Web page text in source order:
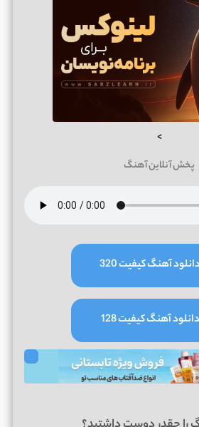
>
پخش آنلاین آهنگ
آهنگ کیفیت 320
دانلود آهنگ کیفیت 128